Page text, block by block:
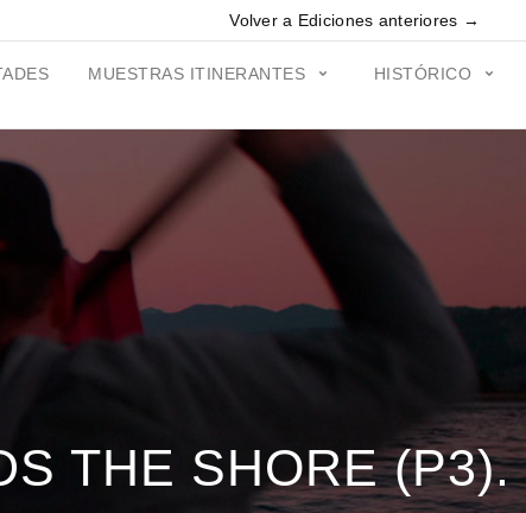
Volver a Ediciones anteriores →
MUESTRAS ITINERANTES HISTÓRICO
THE SHORE (P3).